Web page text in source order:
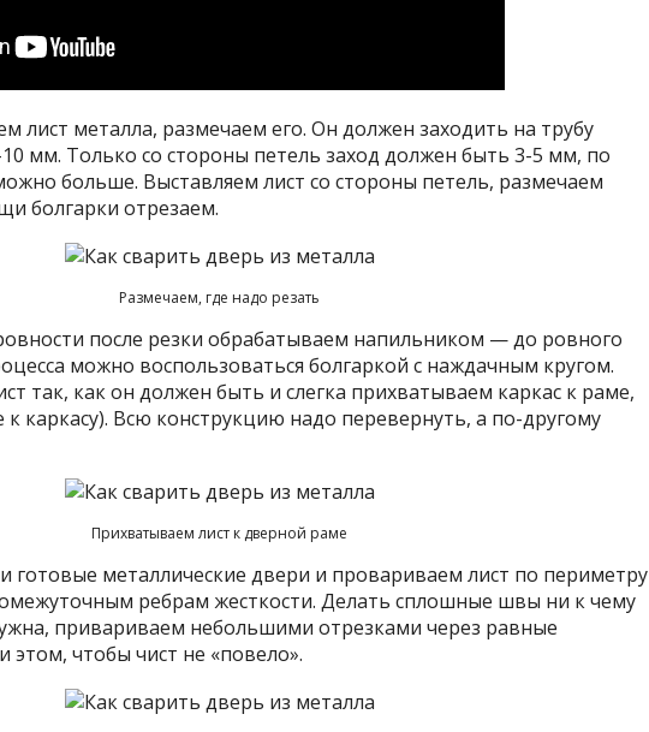
лист металла, размечаем его. Он должен заходить на трубу
мм. Только со стороны петель заход должен быть 3-5 мм, по
больше. Выставляем лист со стороны петель, размечаем
болгарки отрезаем.
Размечаем, где надо резать
после резки обрабатываем напильником — до ровного
можно воспользоваться болгаркой с наждачным кругом.
так, как он должен быть и слегка прихватываем каркас к раме,
каркасу). Всю конструкцию надо перевернуть, а по-другому
Прихватываем лист к дверной раме
готовые металлические двери и провариваем лист по периметру
ребрам жесткости. Делать сплошные швы ни к чему
привариваем небольшими отрезками через равные
этом, чтобы чист не «повело».